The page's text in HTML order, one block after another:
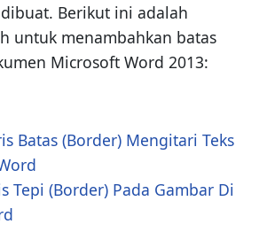
Berikut ini adalah
untuk menambahkan batas
Microsoft Word 2013:
Batas (Border) Mengitari Teks
Tepi (Border) Pada Gambar Di